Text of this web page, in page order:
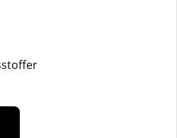
velvære